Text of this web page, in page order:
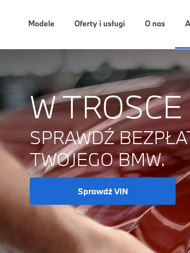
Modele Oferty i usługi O nas
W
SPRAWDŹ
TWOJEGO BMW.
Sprawdź VIN